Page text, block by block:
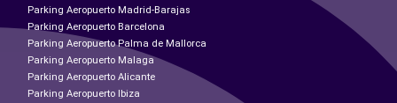
Parking Aeropuerto Madrid-Barajas
Parking Aeropuerto Barcelona
Parking Aeropuerto Palma de Mallorca
Parking Aeropuerto Malaga
Parking Aeropuerto Alicante
Parking Aeropuerto Ibiza